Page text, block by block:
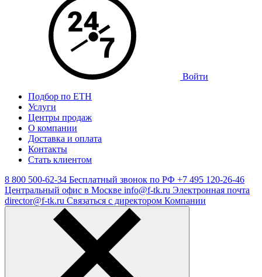
Войти
Подбор по ЕТН
Услуги
Центры продаж
О компании
Доставка и оплата
Контакты
Стать клиентом
8 800 500-62-34 Бесплатный звонок по РФ +7 495 120-26-46
Центральный офис в Москве info@f-tk.ru Электронная почта
director@f-tk.ru Связаться с директором Компании